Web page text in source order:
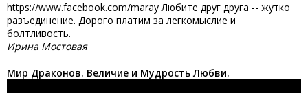
https://www.facebook.com/maray Любите друг друга -- жутко
разъединение. Дорого платим за легкомыслие и
болтливость.
Ирина Мостовая
Мир Драконов. Величие и Мудрость Любви.